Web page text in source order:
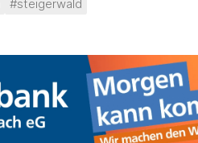
#steigerwald